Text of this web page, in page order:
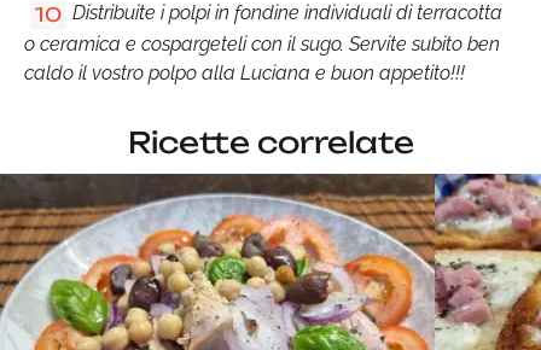
10 Distribuite i polpi in fondine individuali di terracotta
o ceramica e cospargeteli con il sugo. Servite subito ben
caldo il vostro polpo alla Luciana e buon appetito!!!
Ricette correlate